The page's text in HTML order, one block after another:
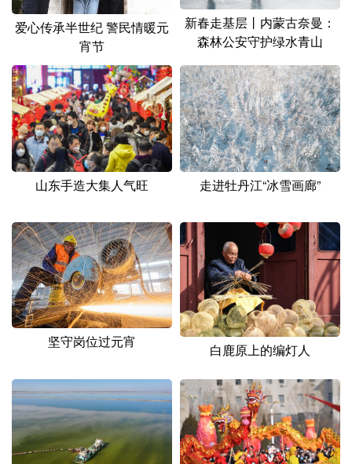
Русский язык 日本語 한국어
爱心传承半世纪 警民情暖元
宵节
新春走基层丨内蒙古奈曼：
森林公安守护绿水青山
山东手造大集人气旺 走进牡丹江“冰雪画廊”
坚守岗位过元宵 白鹿原上的编灯人